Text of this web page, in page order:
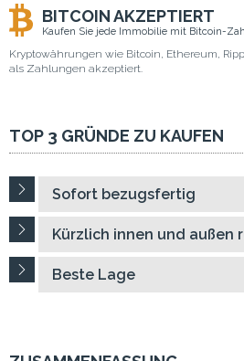
BITCOIN AKZEPTIERT
Kaufen Sie jede Immobilie mit Bitcoin-
Kryptowährungen wie Bitcoin, Ethereum,
als Zahlungen akzeptiert.
TOP 3 GRÜNDE ZU KAUFEN
Sofort bezugsfertig
Kürzlich innen und außen
Beste Lage